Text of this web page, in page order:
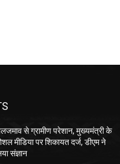
से ग्रामीण परेशान, मुख्यमंत्री के
मीडिया पर शिकायत दर्ज, डीएम ने
संज्ञान